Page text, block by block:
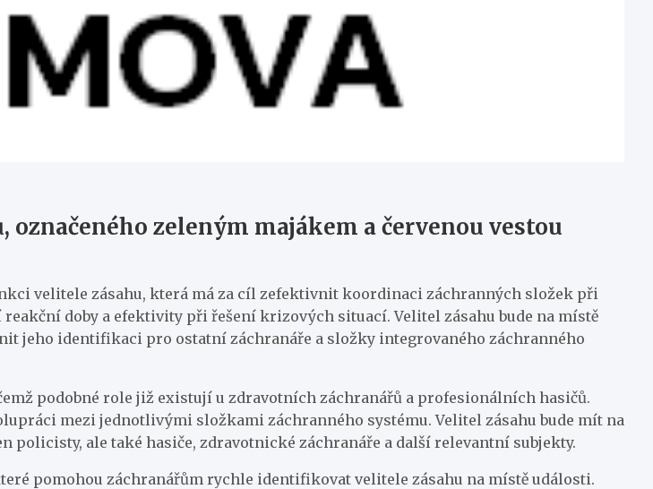
zeleným majákem a červenou vestou
velitele zásahu, která má za cíl zefektivnit koordinaci záchranných složek při
doby a efektivity při řešení krizových situací. Velitel zásahu bude na místě
jeho identifikaci pro ostatní záchranáře a složky integrovaného záchranného
podobné role již existují u zdravotních záchranářů a profesionálních hasičů.
mezi jednotlivými složkami záchranného systému. Velitel zásahu bude mít na
ale také hasiče, zdravotnické záchranáře a další relevantní subjekty.
pomohou záchranářům rychle identifikovat velitele zásahu na místě události.